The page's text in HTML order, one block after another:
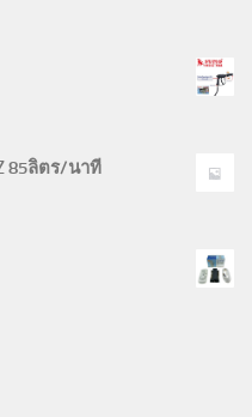
85ลิตร/นาที